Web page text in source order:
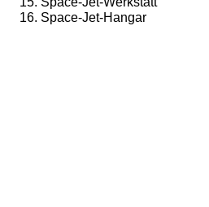
Space-Jet-Hangar